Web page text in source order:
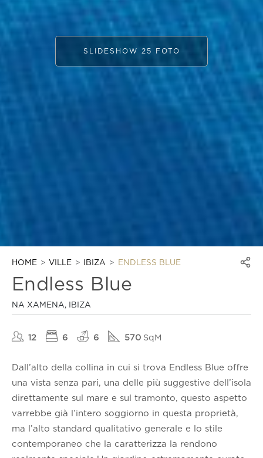
SLIDESHOW 25 FOTO
HOME VILLE IBIZA ENDLESS BLUE
Endless Blue
NA XAMENA, IBIZA
12 6 6 570 SqM
Dall’alto della collina in cui si trova Endless Blue offre
una vista senza pari, una delle più suggestive dell’isola
direttamente sul mare e sul tramonto, questo aspetto
varrebbe già l’intero soggiorno in questa proprietà,
ma l’alto standard qualitativo generale e lo stile
contemporaneo che la caratterizza la rendono